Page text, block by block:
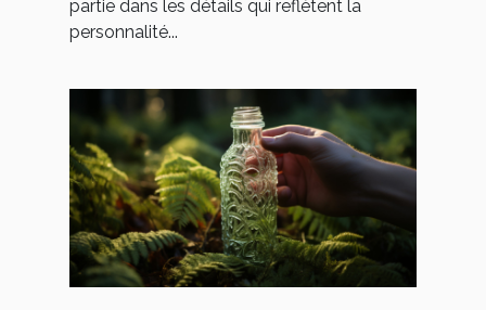
partie dans les détails qui reflètent la
personnalité...